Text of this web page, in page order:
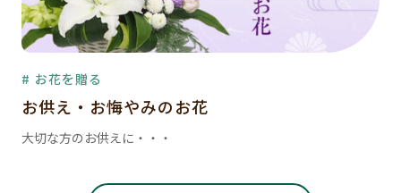
# お花を贈る
お供え・お悔やみのお花
大切な方のお供えに・・・